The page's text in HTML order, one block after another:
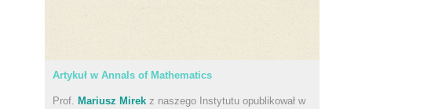
Artykuł w Annals of Mathematics
Prof. Mariusz Mirek z naszego Instytutu opublikował w